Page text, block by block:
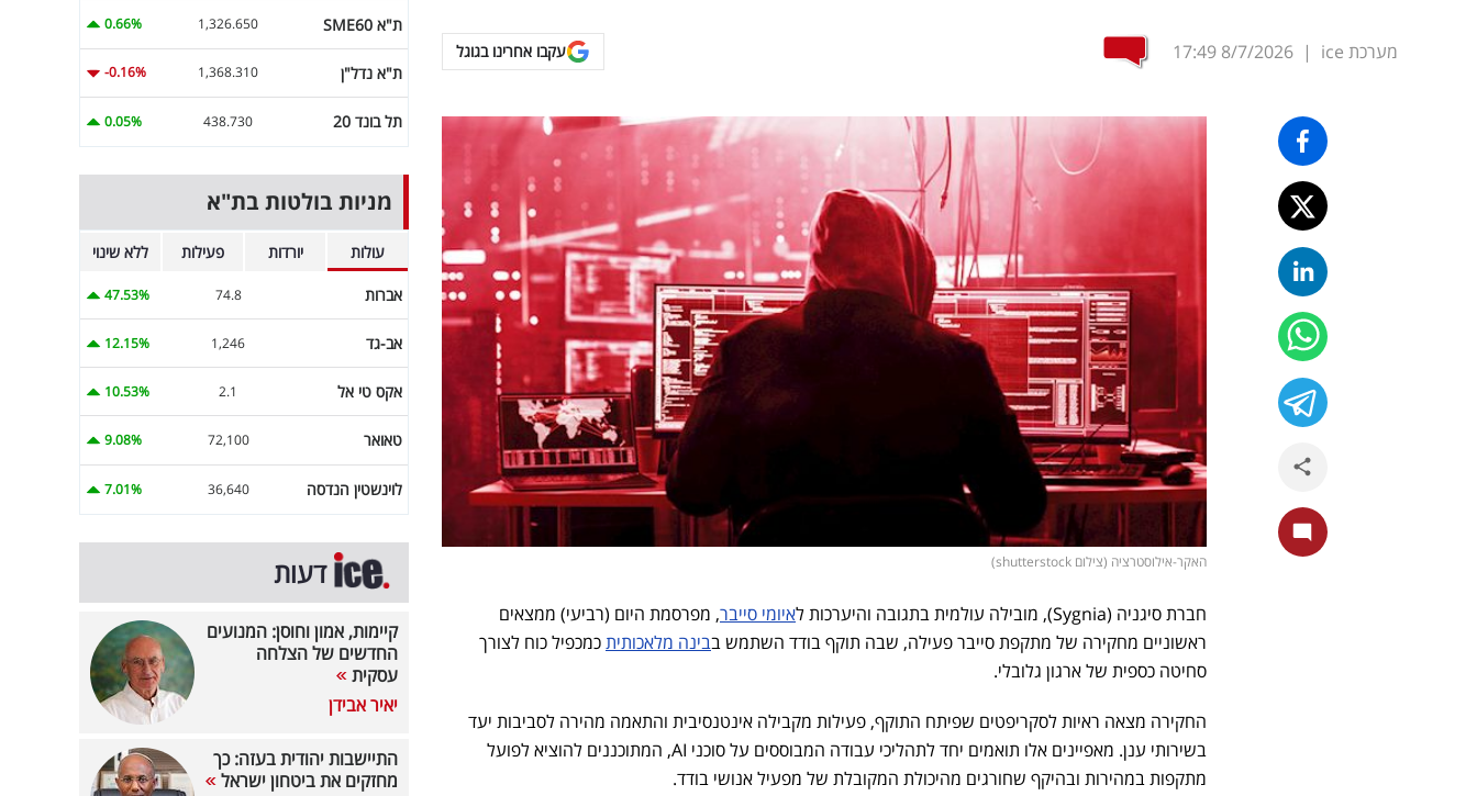
מערכת ice |
8/7/2026
17:49 עקבו אחרינו בגוגל
האקר-אילוסטרציה (צילום shutterstock)
חברת סיגניה (Sygnia), מובילה עולמית בתגובה והיערכות ל איומי סייבר, מפרסמת היום (רביעי) ממצאים
ראשוניים מחקירה של מתקפת סייבר פעילה, שבה תוקף בודד השתמש בבינה מלאכותיתכמכפיל כוח לצורך
סחיטה כספית של ארגון גלובלי.
החקירה מצאה ראיות לסקריפטים שפיתח התוקף, פעילות מקבילה אינטנסיבית והתאמה מהירה לסביבות יעד
בשירותי ענן. מאפיינים אלו תואמים יחד לתהליכי עבודה המבוססים על סוכני AI, המתוכננים להוציא לפועל
מתקפות במהירות ובהיקף שחורגים מהיכולת המקובלת של מפעיל אנושי בודד.
ת"א SME60 1,326.650
0.66%
ת"א נדל"ן 1,368.310
-0.16%
תל בונד 20 438.730
0.05%
מניות בולטות בת"א
עולות יורדות פעילות ללא שינוי
אברות 74.8
47.53%
אב-גד 1,246
12.15%
אקס טי אל 2.1
10.53%
טאואר 72,100
9.08%
לוינשטין הנדסה 36,640
7.01%
דעות
קיימות, אמון וחוסן: המנועים
החדשים של הצלחה
עסקית
יאיר אבידן
התיישבות יהודית בעזה: כך
מחזקים את ביטחון ישראל